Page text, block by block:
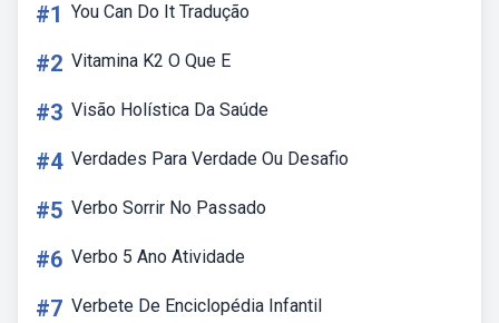
#1 You Can Do It Tradução
#2 Vitamina K2 O Que E
#3 Visão Holística Da Saúde
#4 Verdades Para Verdade Ou Desafio
#5 Verbo Sorrir No Passado
#6 Verbo 5 Ano Atividade
#7 Verbete De Enciclopédia Infantil